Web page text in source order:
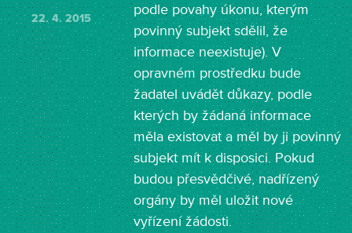
22. 4. 2015
podle povahy úkonu, kterým
povinný subjekt sdělil, že
informace neexistuje). V
opravném prostředku bude
žadatel uvádět důkazy, podle
kterých by žádaná informace
měla existovat a měl by ji povinný
subjekt mít k disposici. Pokud
budou přesvědčivé, nadřízený
orgány by měl uložit nové
vyřízení žádosti.